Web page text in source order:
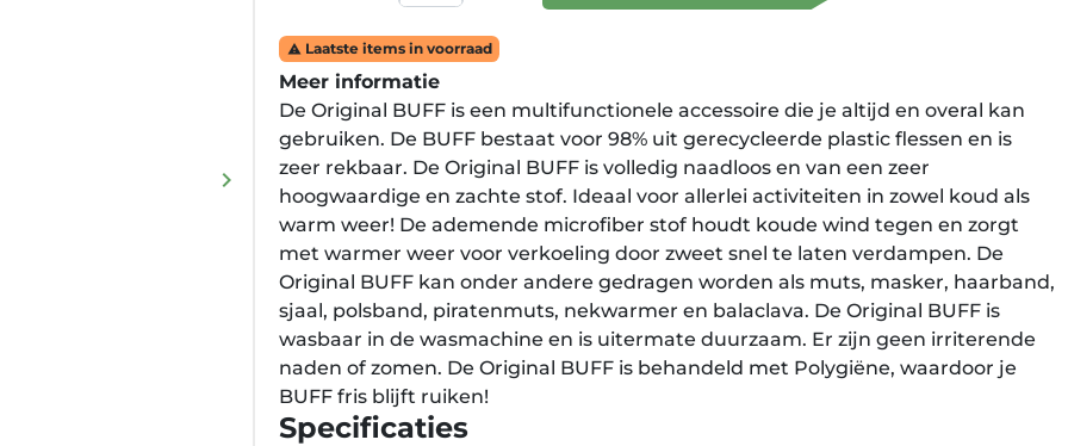
Volgende
keyboard_arrow_right
 Laatste items in voorraad
Meer informatie
De Original BUFF is een multifunctionele accessoire die je altijd en overal kan
gebruiken. De BUFF bestaat voor 98% uit gerecycleerde plastic flessen en is
zeer rekbaar. De Original BUFF is volledig naadloos en van een zeer
hoogwaardige en zachte stof. Ideaal voor allerlei activiteiten in zowel koud als
warm weer! De ademende microfiber stof houdt koude wind tegen en zorgt
met warmer weer voor verkoeling door zweet snel te laten verdampen. De
Original BUFF kan onder andere gedragen worden als muts, masker, haarband,
sjaal, polsband, piratenmuts, nekwarmer en balaclava. De Original BUFF is
wasbaar in de wasmachine en is uitermate duurzaam. Er zijn geen irriterende
naden of zomen. De Original BUFF is behandeld met Polygiëne, waardoor je
BUFF fris blijft ruiken!
Specificaties